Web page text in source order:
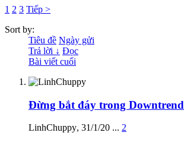
1 2 3 Tiếp >
Sort by:
Tiêu đề Ngày gửi
Trả lời ↓ Đọc
Bài viết cuối
Đừng bắt đáy trong Downtrend
LinhChuppy, 31/1/20 ... 2